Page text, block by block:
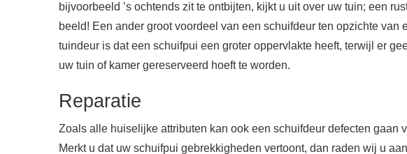
bijvoorbeeld ’s ochtends zit te ontbijten, kijkt u uit over uw tuin; een
beeld! Een ander groot voordeel van een schuifdeur ten opzichte van
tuindeur is dat een schuifpui een groter oppervlakte heeft, terwijl er
uw tuin of kamer gereserveerd hoeft te worden.
Reparatie
Zoals alle huiselijke attributen kan ook een schuifdeur defecten gaan
Merkt u dat uw schuifpui gebrekkigheden vertoont, dan raden wij u